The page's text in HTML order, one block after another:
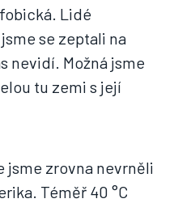
Lidé
se zeptali na
nevidí. Možná jsme
tu zemi s její
jsme zrovna nevrněli
Téměř 40 °C